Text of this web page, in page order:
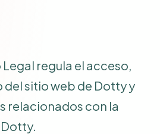
Legal regula el acceso,
del sitio web de Dotty y
relacionados con la